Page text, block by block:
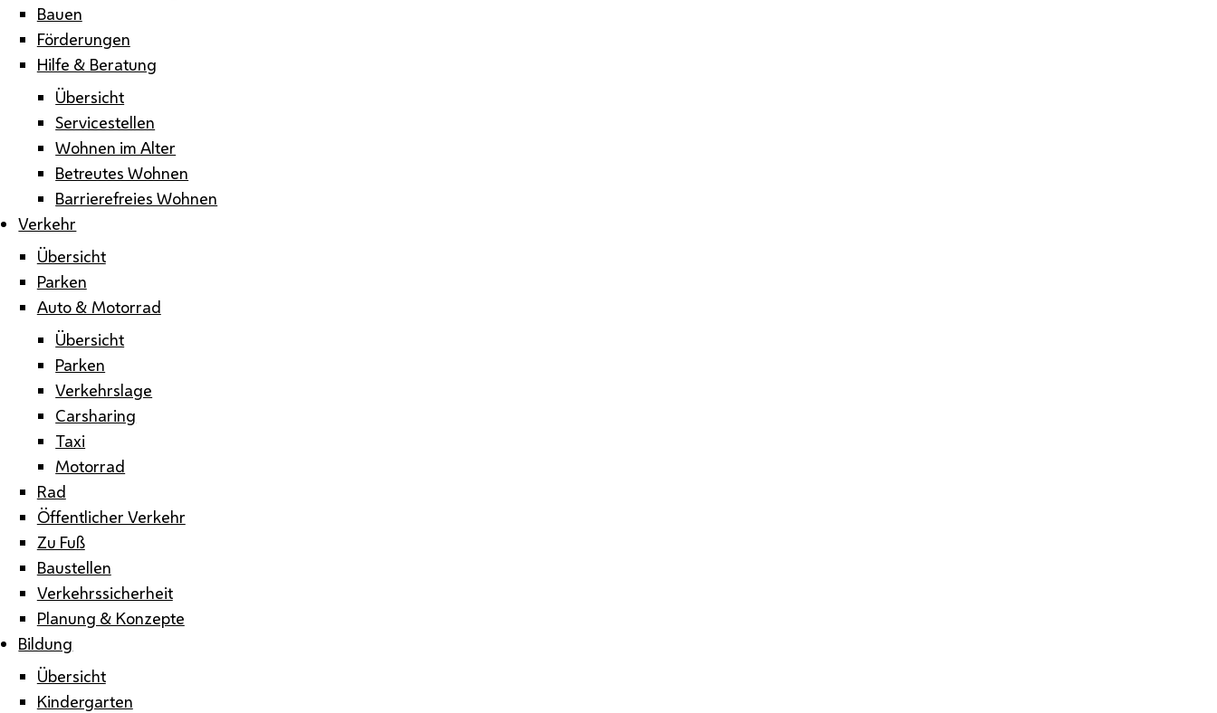
Bauen
Förderungen
Hilfe & Beratung
Übersicht
Servicestellen
Wohnen im Alter
Betreutes Wohnen
Barrierefreies Wohnen
Verkehr
Übersicht
Parken
Auto & Motorrad
Übersicht
Parken
Verkehrslage
Carsharing
Taxi
Motorrad
Rad
Öffentlicher Verkehr
Zu Fuß
Baustellen
Verkehrssicherheit
Planung & Konzepte
Bildung
Übersicht
Kindergarten